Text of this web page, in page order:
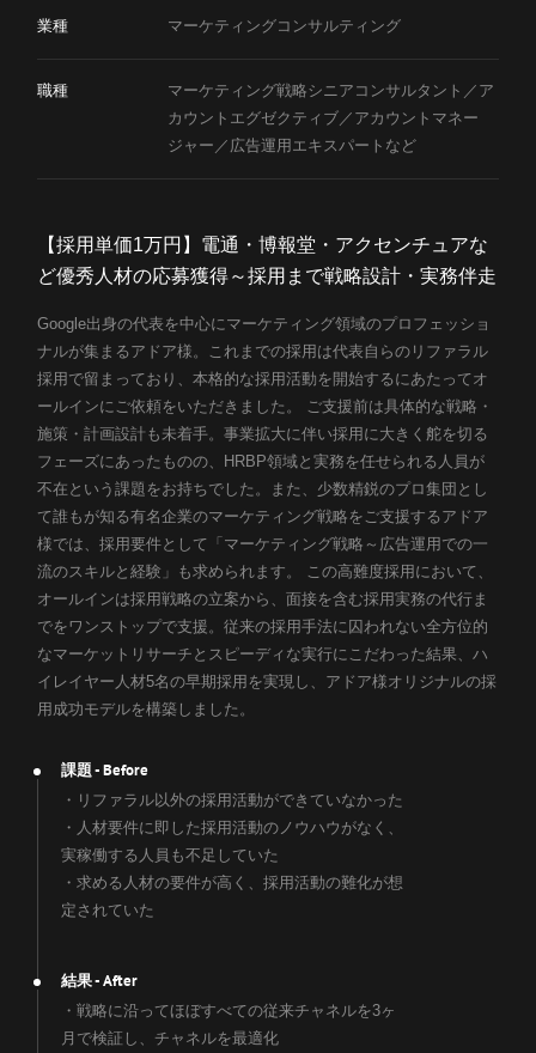
Heroes
Story
Job list
Entry
エントリー
資料ダウンロード お問い合わせ
業種 マーケティングコンサルティング
職種
マーケティング戦略シニアコンサルタント／ア
カウントエグゼクティブ／アカウントマネー
ジャー／広告運用エキスパートなど
【採用単価1万円】電通・博報堂・アクセンチュアな
ど優秀人材の応募獲得～採用まで戦略設計・実務伴走
Google出身の代表を中心にマーケティング領域のプロフェッショ
ナルが集まるアドア様。これまでの採用は代表自らのリファラル
採用で留まっており、本格的な採用活動を開始するにあたってオ
ールインにご依頼をいただきました。 ご支援前は具体的な戦略・
施策・計画設計も未着手。事業拡大に伴い採用に大きく舵を切る
フェーズにあったものの、HRBP領域と実務を任せられる人員が
不在という課題をお持ちでした。また、少数精鋭のプロ集団とし
て誰もが知る有名企業のマーケティング戦略をご支援するアドア
様では、採用要件として「マーケティング戦略～広告運用での一
流のスキルと経験」も求められます。 この高難度採用において、
オールインは採用戦略の立案から、面接を含む採用実務の代行ま
でをワンストップで支援。従来の採用手法に囚われない全方位的
なマーケットリサーチとスピーディな実行にこだわった結果、ハ
イレイヤー人材5名の早期採用を実現し、アドア様オリジナルの採
用成功モデルを構築しました。
課題 - Before
・リファラル以外の採用活動ができていなかった
・人材要件に即した採用活動のノウハウがなく、
実稼働する人員も不足していた
・求める人材の要件が高く、採用活動の難化が想
定されていた
結果- After
・戦略に沿ってほぼすべての従来チャネルを3ヶ
月で検証し、チャネルを最適化